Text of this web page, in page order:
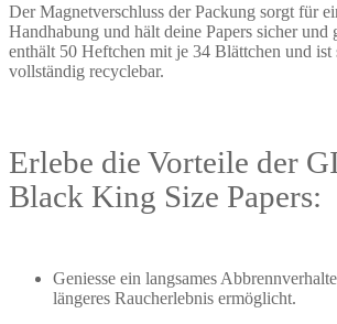
Der Magnetverschluss der Packung sorgt für
Handhabung und hält deine Papers sicher und
enthält 50 Heftchen mit je 34 Blättchen und ist
vollständig recyclebar.
Erlebe die Vorteile der
Black King Size Papers:
Geniesse ein langsames
längeres Raucherlebnis ermöglicht.